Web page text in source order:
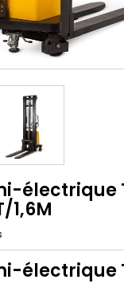
électrique
1,6M
électrique